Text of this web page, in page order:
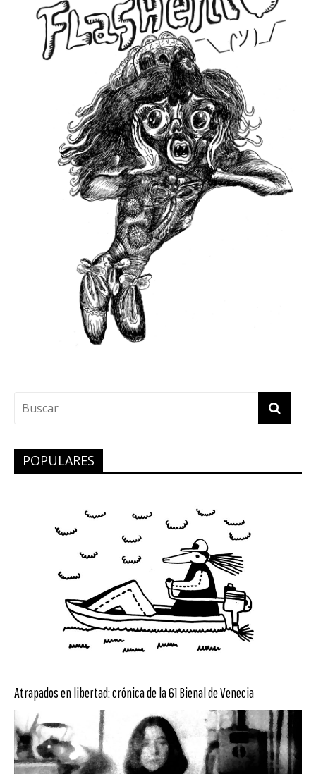
POPULARES
Atrapados en libertad: crónica de la 61 Bienal de Venecia